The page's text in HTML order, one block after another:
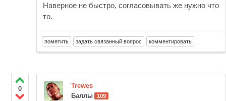
Наверное не быстро, согласовывать же нужно что
то.
0
Trewes
Баллы
109